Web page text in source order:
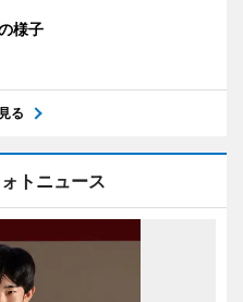
様子
る
トニュース